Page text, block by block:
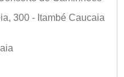
300 - Itambé Caucaia